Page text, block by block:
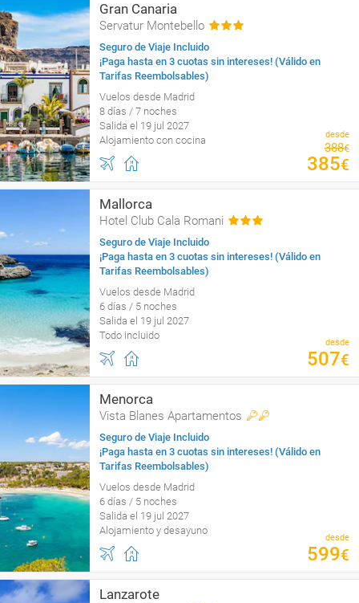
Gran Canaria
Servatur Montebello
Seguro de Viaje Incluido
¡Paga hasta en 3 cuotas sin intereses! (Válido en
Tarifas Reembolsables)
Vuelos desde Madrid
8 días / 7 noches
Salida el 19 jul 2027
Alojamiento con cocina
desde
388€
385€
Mallorca
Hotel Club Cala Romani
Seguro de Viaje Incluido
¡Paga hasta en 3 cuotas sin intereses! (Válido en
Tarifas Reembolsables)
Vuelos desde Madrid
6 días / 5 noches
Salida el 19 jul 2027
Todo incluido
desde
507€
Menorca
Vista Blanes Apartamentos
Seguro de Viaje Incluido
¡Paga hasta en 3 cuotas sin intereses! (Válido en
Tarifas Reembolsables)
Vuelos desde Madrid
6 días / 5 noches
Salida el 19 jul 2027
Alojamiento y desayuno
desde
599€
Lanzarote